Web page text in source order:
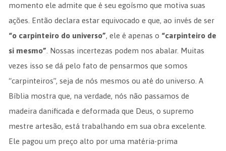
momento ele admite que é seu egoísmo que motiva suas
ações. Então declara estar equivocado e que, ao invés de ser
“o carpinteiro do universo”, ele é apenas o “carpinteiro de
si mesmo” . Nossas incertezas podem nos abalar. Muitas
vezes isso se dá pelo fato de pensarmos que somos
“carpinteiros”, seja de nós mesmos ou até do universo. A
Bíblia mostra que, na verdade, nós não passamos de
madeira danificada e deformada que Deus, o supremo
mestre artesão, está trabalhando em sua obra excelente.
Ele pagou um preço alto por uma matéria-prima